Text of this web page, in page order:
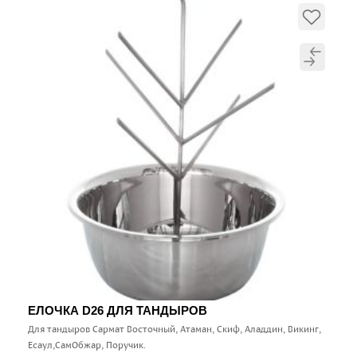
ЕЛОЧКА D26 ДЛЯ ТАНДЫРОВ
Для тандыров Сармат Восточный, Атаман, Скиф, Аладдин, Викинг,
Есаул,СамОбжар, Поручик.